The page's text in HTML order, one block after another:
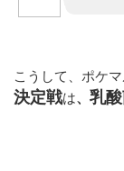
こうして、ポケ
決定戦は、 乳